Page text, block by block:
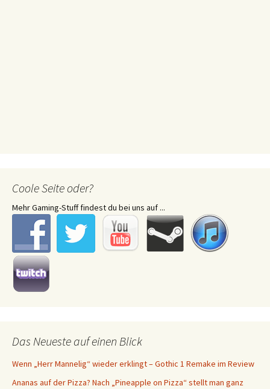
Coole Seite oder?
Mehr Gaming-Stuff findest du bei uns auf ...
Das Neueste auf einen Blick
Wenn „Herr Mannelig“ wieder erklingt – Gothic 1 Remake im Review
Ananas auf der Pizza? Nach „Pineapple on Pizza“ stellt man ganz